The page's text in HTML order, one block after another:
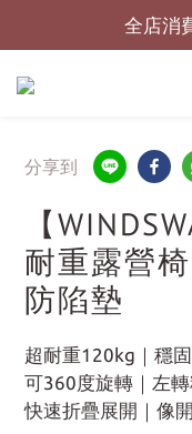
全店消
全店消
全店
分享到
【
耐重露營
防陷墊
超耐重120kg｜穩
可360度旋轉｜左
快速折疊展開｜像